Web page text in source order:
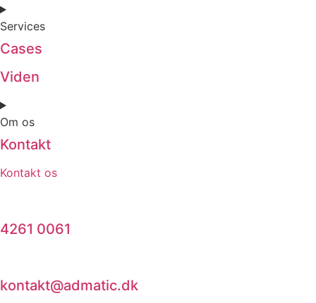
Services
Cases
Viden
Om os
Kontakt
Kontakt os
4261 0061
kontakt@admatic.dk